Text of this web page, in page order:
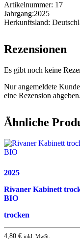
Artikelnummer: 17
Jahrgang:2025
Herkunftsland:
Rezensionen
Es gibt noch keine
Nur angemeldete
eine Rezension abgeben.
Ähnliche
2025
Rivaner Kabinett
BIO
trocken
4,80 € inkl. MwSt.